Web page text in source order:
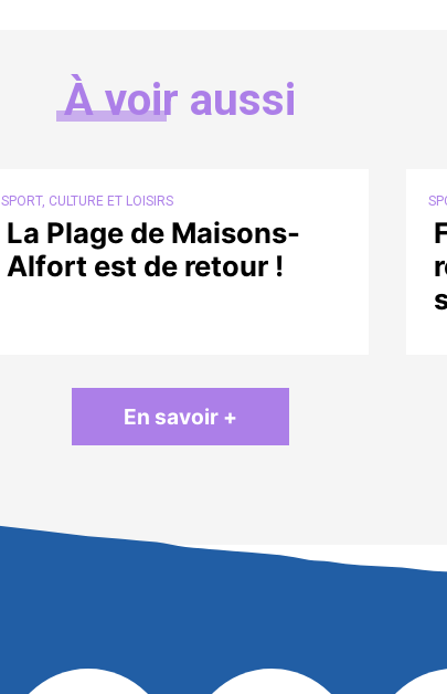
À voir aussi
SPORT, CULTURE ET LOISIRS
La Plage de Maisons-
Alfort est de retour !
En savoir +